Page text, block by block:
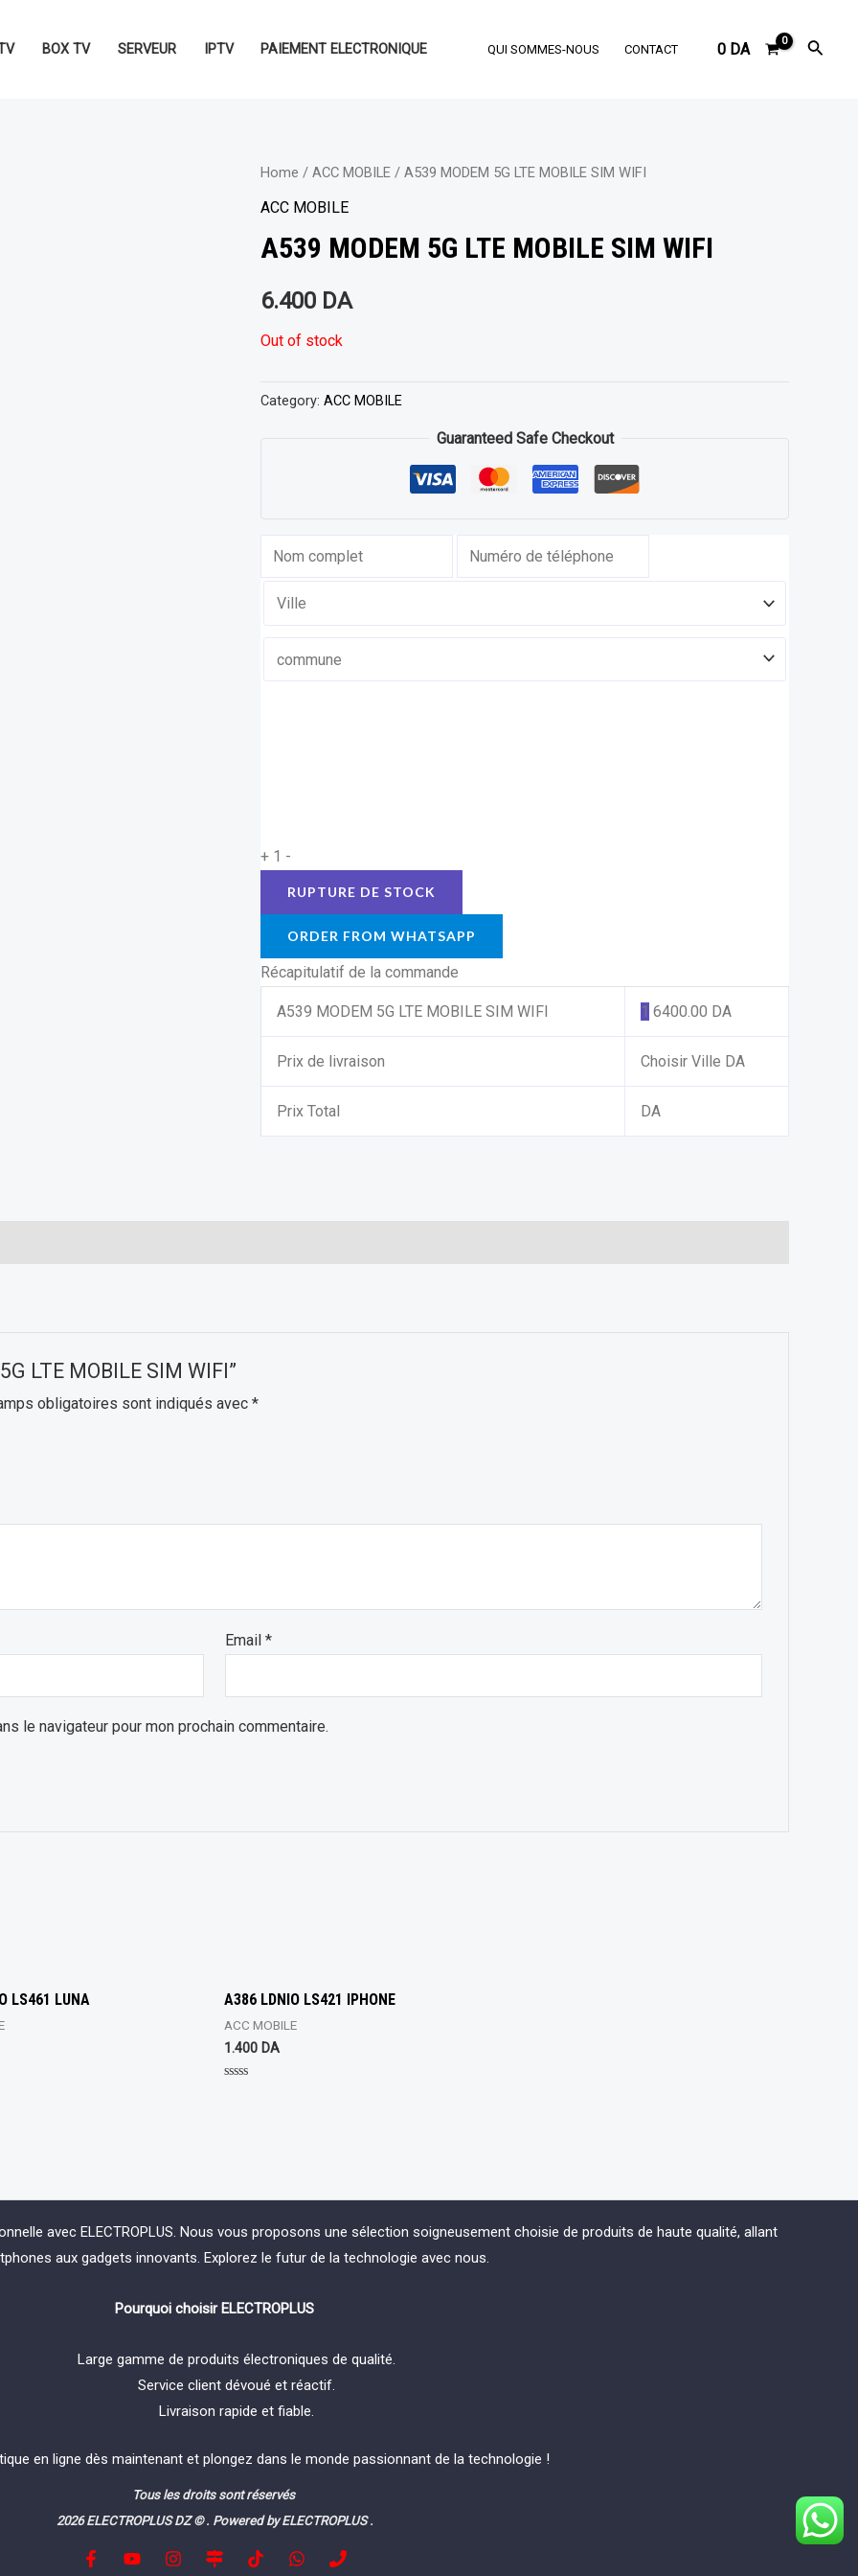
BOX TV SERVEUR IPTV PAIEMENT ELECTRONIQUE QUI SOMMES-NOUS CONTACT 0 DA
Home / ACC MOBILE / A539 MODEM 5G LTE MOBILE SIM WIFI
ACC MOBILE
A539 MODEM 5G LTE MOBILE SIM WIFI
6.400 DA
Out of stock
Category: ACC MOBILE
Guaranteed Safe Checkout
+ 1 -
ORDER FROM WHATSAPP
Récapitulatif de la commande
A539 MODEM 5G LTE MOBILE SIM WIFI 1 6400.00 DA
Prix de livraison Choisir Ville DA
Prix Total DA
LTE MOBILE SIM WIFI”
obligatoires sont indiqués avec *
Email*
le navigateur pour mon prochain commentaire.
LS461 LUNA A386 LDNIO LS421 IPHONE
ACC MOBILE
1.400 DA
avec ELECTROPLUS. Nous vous proposons une sélection soigneusement choisie de produits de haute qualité, allant
aux gadgets innovants. Explorez le futur de la technologie avec nous.
Pourquoi choisir ELECTROPLUS
Large gamme de produits électroniques de qualité.
Service client dévoué et réactif.
Livraison rapide et fiable.
en ligne dès maintenant et plongez dans le monde passionnant de la technologie !
Tous les droits sont réservés
2026 ELECTROPLUS DZ © . Powered by ELECTROPLUS .